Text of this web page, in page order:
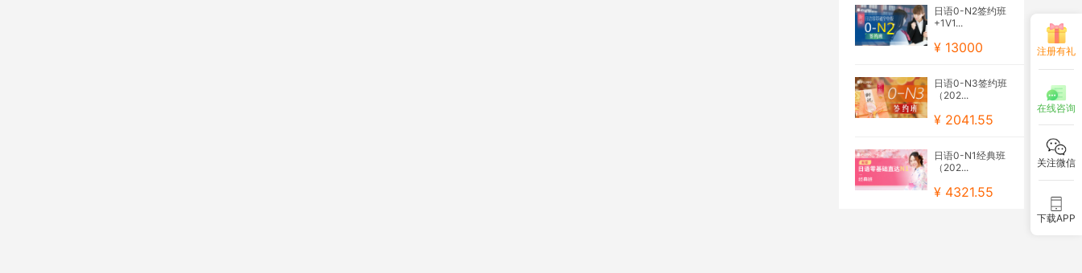
日语0-N2签约班
+1V1...
¥ 13000
日语0-N3签约班
（202...
¥ 2041.55
日语0-N1经典班
（202...
¥ 4321.55
注册有礼
在线咨询
关注微信
下载APP